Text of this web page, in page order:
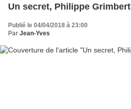
Un secret, Philippe Grimbert
Publié le 04/04/2018 à 23:00
Par Jean-Yves